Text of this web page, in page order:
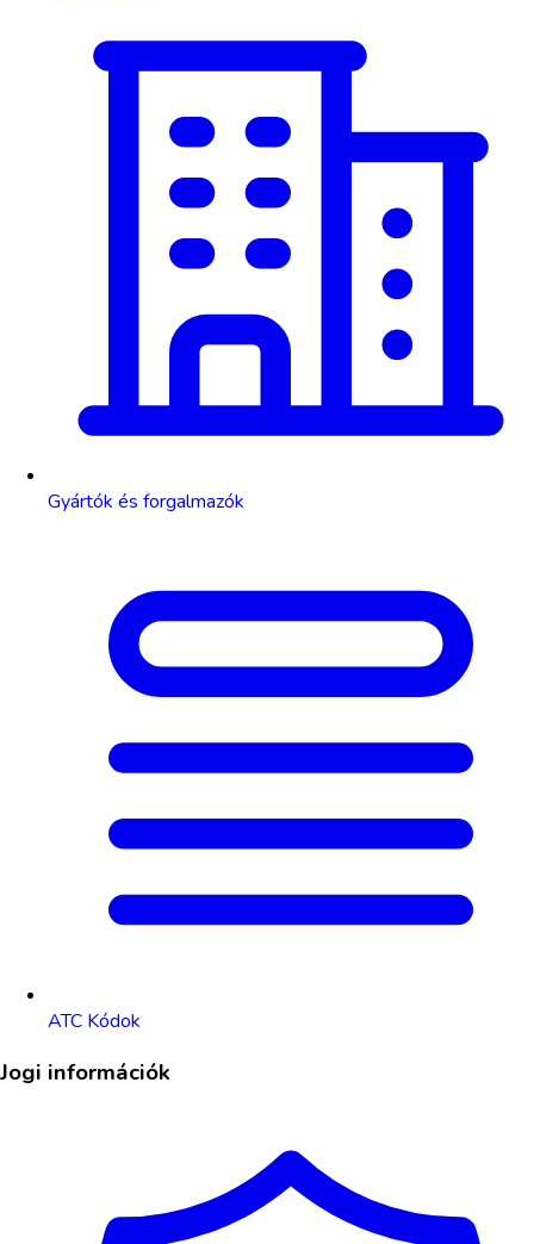
Gyártók és forgalmazók
ATC Kódok
Jogi információk